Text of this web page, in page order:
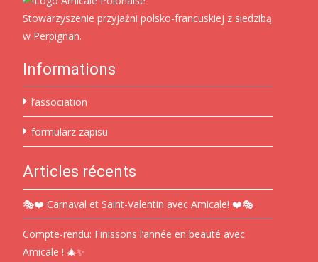
Stowarzyszenie przyjaźni polsko-francuskiej z siedzibą
w Perpignan.
Informations
l’association
formularz zapisu
Articles récents
🎭❤️ Carnaval et Saint-Valentin avec Amicale! ❤️🎭
Compte-rendu: Finissons l’année en beauté avec
Amicale ! 🎄✨